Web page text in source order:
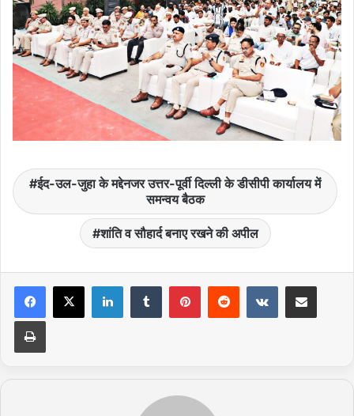
ईद-उल-जुहा के मद्देनजर उत्तर-पूर्वी दिल्ली के डीसीपी कार्यालय में
समन्वय बैठक
शांति व सौहार्द बनाए रखने की अपील